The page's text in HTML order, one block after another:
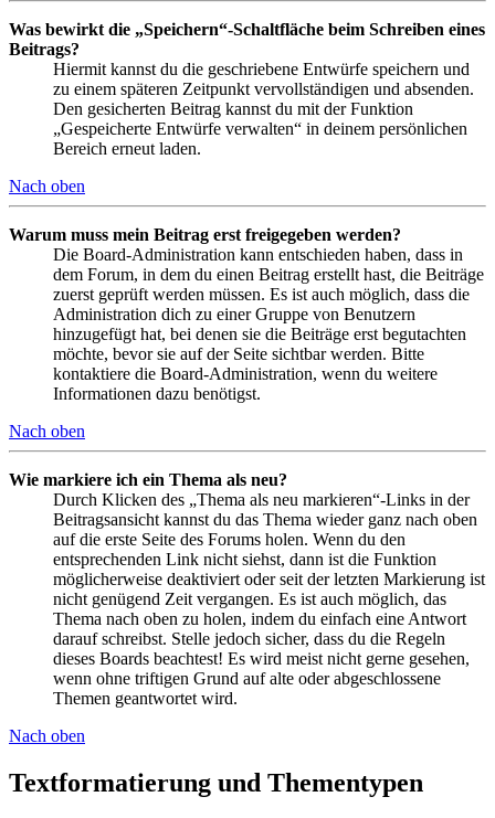
Was bewirkt die „Speichern“-Schaltfläche beim Schreiben eines
Beitrags?
Hiermit kannst du die geschriebene Entwürfe speichern und
zu einem späteren Zeitpunkt vervollständigen und absenden.
Den gesicherten Beitrag kannst du mit der Funktion
„Gespeicherte Entwürfe verwalten“ in deinem persönlichen
Bereich erneut laden.
Nach oben
Warum muss mein Beitrag erst freigegeben werden?
Die Board-Administration kann entschieden haben, dass in
dem Forum, in dem du einen Beitrag erstellt hast, die Beiträge
zuerst geprüft werden müssen. Es ist auch möglich, dass die
Administration dich zu einer Gruppe von Benutzern
hinzugefügt hat, bei denen sie die Beiträge erst begutachten
möchte, bevor sie auf der Seite sichtbar werden. Bitte
kontaktiere die Board-Administration, wenn du weitere
Informationen dazu benötigst.
Nach oben
Wie markiere ich ein Thema als neu?
Durch Klicken des „Thema als neu markieren“-Links in der
Beitragsansicht kannst du das Thema wieder ganz nach oben
auf die erste Seite des Forums holen. Wenn du den
entsprechenden Link nicht siehst, dann ist die Funktion
möglicherweise deaktiviert oder seit der letzten Markierung ist
nicht genügend Zeit vergangen. Es ist auch möglich, das
Thema nach oben zu holen, indem du einfach eine Antwort
darauf schreibst. Stelle jedoch sicher, dass du die Regeln
dieses Boards beachtest! Es wird meist nicht gerne gesehen,
wenn ohne triftigen Grund auf alte oder abgeschlossene
Themen geantwortet wird.
Nach oben
Textformatierung und Thementypen